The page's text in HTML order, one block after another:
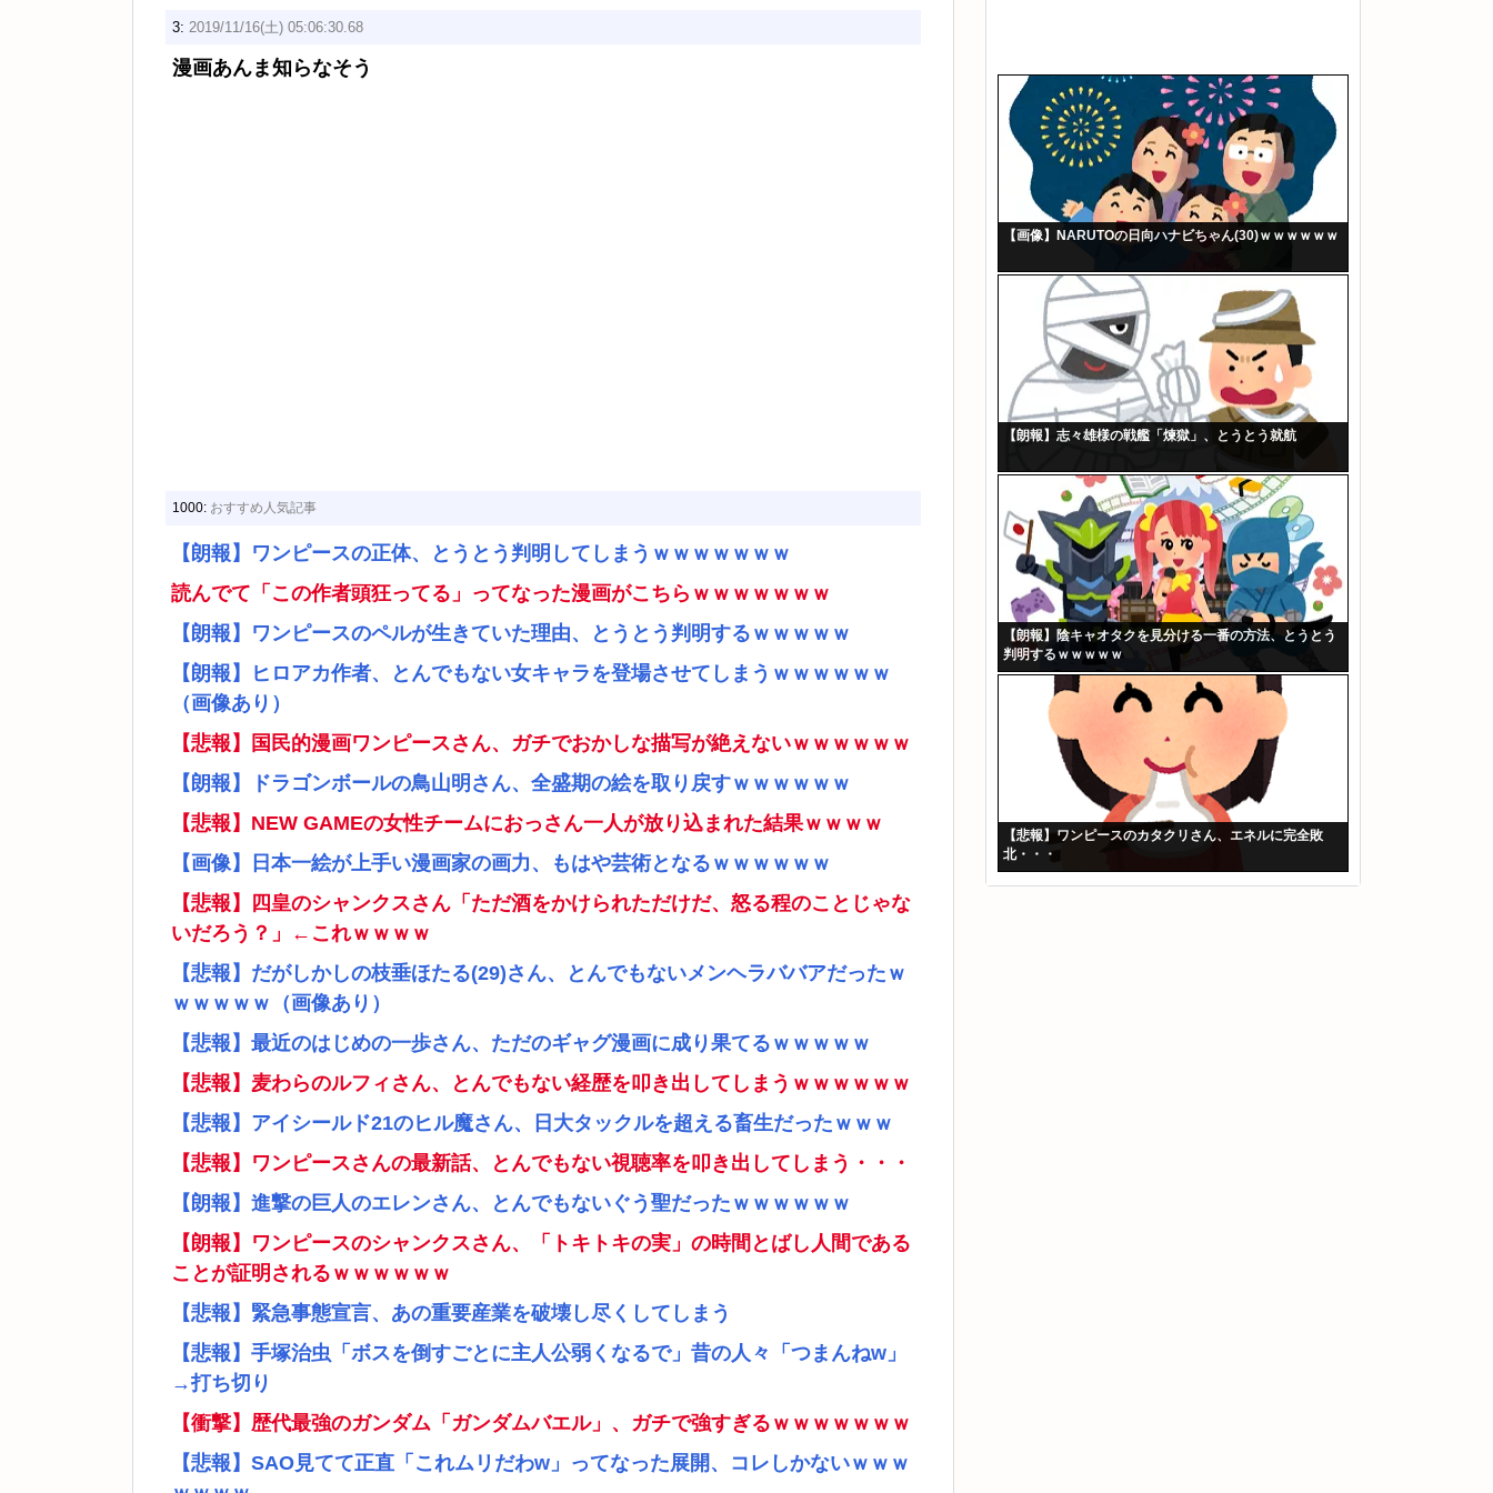
3: 2019/11/16(土) 05:06:30.68
漫画あんま知らなそう
1000: おすすめ人気記事
【朗報】ワンピースの正体、とうとう判明してしまうｗｗｗｗｗｗｗ
読んでて「この作者頭狂ってる」ってなった漫画がこちらｗｗｗｗｗｗｗ
【朗報】ワンピースのペルが生きていた理由、とうとう判明するｗｗｗｗｗ
【朗報】ヒロアカ作者、とんでもない女キャラを登場させてしまうｗｗｗｗｗｗ
（画像あり）
【悲報】国民的漫画ワンピースさん、ガチでおかしな描写が絶えないｗｗｗｗｗｗ
【朗報】ドラゴンボールの鳥山明さん、全盛期の絵を取り戻すｗｗｗｗｗｗ
【悲報】NEW GAMEの女性チームにおっさん一人が放り込まれた結果ｗｗｗｗ
【画像】日本一絵が上手い漫画家の画力、もはや芸術となるｗｗｗｗｗｗ
【悲報】四皇のシャンクスさん「ただ酒をかけられただけだ、怒る程のことじゃな
いだろう？」←これｗｗｗｗ
【悲報】だがしかしの枝垂ほたる(29)さん、とんでもないメンヘラババアだったｗ
ｗｗｗｗｗ（画像あり）
【悲報】最近のはじめの一歩さん、ただのギャグ漫画に成り果てるｗｗｗｗｗ
【悲報】麦わらのルフィさん、とんでもない経歴を叩き出してしまうｗｗｗｗｗｗ
【悲報】アイシールド21のヒル魔さん、日大タックルを超える畜生だったｗｗｗ
【悲報】ワンピースさんの最新話、とんでもない視聴率を叩き出してしまう・・・
【朗報】進撃の巨人のエレンさん、とんでもないぐう聖だったｗｗｗｗｗｗ
【朗報】ワンピースのシャンクスさん、「トキトキの実」の時間とばし人間である
ことが証明されるｗｗｗｗｗｗ
【悲報】緊急事態宣言、あの重要産業を破壊し尽くしてしまう
【悲報】手塚治虫「ボスを倒すごとに主人公弱くなるで」昔の人々「つまんねw」
→打ち切り
【衝撃】歴代最強のガンダム「ガンダムバエル」、ガチで強すぎるｗｗｗｗｗｗｗ
【悲報】SAO見てて正直「これムリだわw」ってなった展開、コレしかないｗｗｗ
【画像】NARUTOの日向ハナビちゃん(30)ｗｗｗｗｗｗ
【朗報】志々雄様の戦艦「煉獄」、とうとう就航
【朗報】陰キャオタクを見分ける一番の方法、とうとう
判明するｗｗｗｗｗ
【悲報】ワンピースのカタクリさん、エネルに完全敗
北・・・